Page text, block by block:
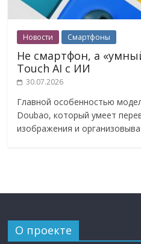
Новости Смартфоны
Не смартфон, а
Touch AI с ИИ
30.07.2026
Главной особенностью
Doubao, который умеет
изображения и
О проекте